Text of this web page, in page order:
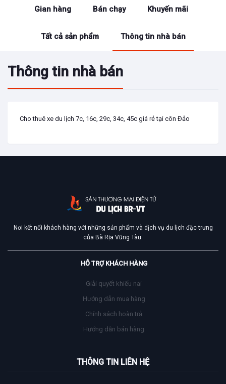
Gian hàng Bán chạy Khuyến mãi
Tất cả sản phẩm Thông tin nhà bán
Thông tin nhà bán
Cho thuê xe du lịch 7c, 16c, 29c, 34c, 45c giá rẻ tại côn Đảo
Nơi kết nối khách hàng với những sản phẩm và dịch vụ du lịch đặc trưng
của Bà Rịa Vũng Tàu.
HỖ TRỢ KHÁCH HÀNG
Giải quyết khiếu nai
Hướng dẫn mua hàng
Chính sách hoàn trả
Hướng dẫn bán hàng
THÔNG TIN LIÊN HỆ